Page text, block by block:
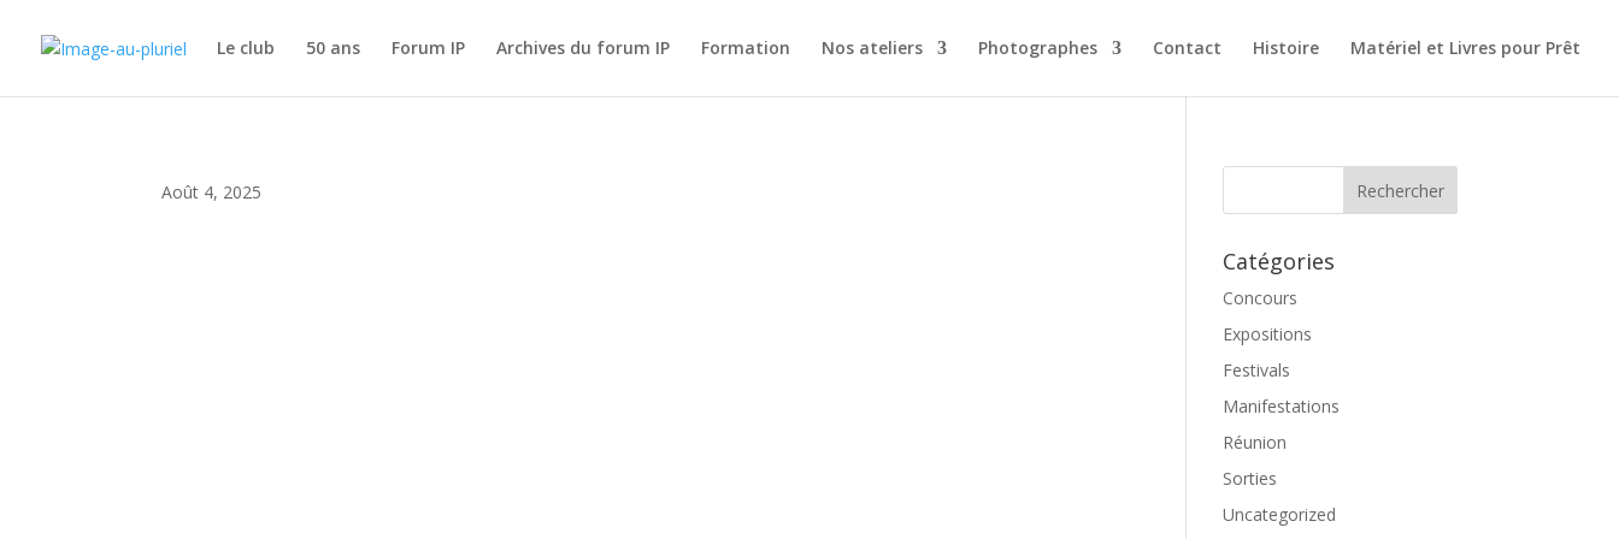
Le club 50 ans Forum IP Archives du forum IP Formation Nos ateliers Photographes Contact Histoire Matériel et Livres pour Prêt
Août 4, 2025
Catégories
Concours
Expositions
Festivals
Manifestations
Réunion
Sorties
Uncategorized